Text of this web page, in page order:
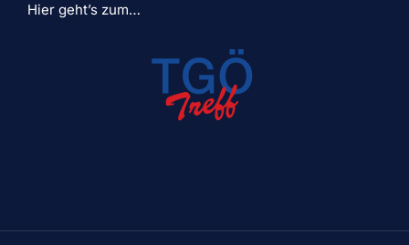
Hier geht’s zum…